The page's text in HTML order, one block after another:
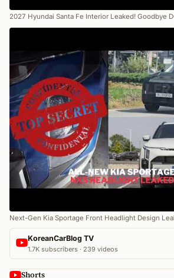
2027 Hyundai Santa Fe Interior Leaked! Goodbye
Next-Gen Kia Sportage Front Headlight Design
KoreanCarBlog TV
1.7K subscribers · 239 videos
Shorts